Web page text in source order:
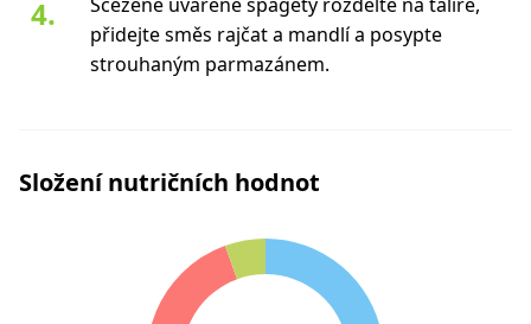
přidejte směs rajčat a mandlí a posypte
strouhaným parmazánem.
Složení nutričních hodnot